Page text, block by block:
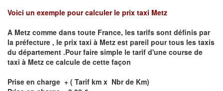
Voici un exemple pour calculer le prix taxi Metz
A Metz comme dans toute France, les tarifs sont définis par
la préfecture , le prix taxi à Metz est pareil pour tous les taxis
du département .Pour faire simple le tarif d'une course de
taxi à Metz ce calcule de cette façon
Prise en charge + ( Tarif km x Nbr de Km)